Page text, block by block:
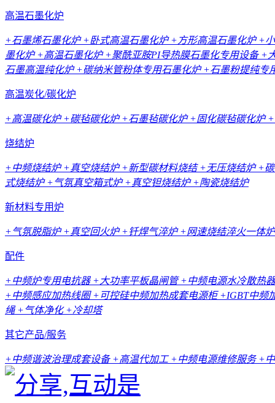
高温石墨化炉
+石墨烯石墨化炉+卧式高温石墨化炉+方形高温石墨化炉+
墨化炉+高温石墨化炉+聚酰亚胺PI导热膜石墨化专用设备 +
石墨高温纯化炉+碳纳米管粉体专用石墨化炉+石墨粉提纯专
高温炭化/碳化炉
+高温碳化炉+碳毡碳化炉+石墨毡碳化炉+固化碳毡碳化炉
烧结炉
+中频烧结炉+真空烧结炉+新型碳材料烧结+无压烧结炉+
式烧结炉+气氛真空箱式炉+真空钽烧结炉+陶瓷烧结炉
新材料专用炉
+气氛脱脂炉+真空回火炉+钎焊气淬炉+网速烧结淬火一体炉
配件
+中频炉专用电抗器 +大功率平板晶闸管+中频电源水冷散热
+中频感应加热线圈+可控硅中频加热成套电源柜+IGBT中频
绳 +气体净化+冷却塔
其它产品/服务
+中频谐波治理成套设备 +高温代加工+中频电源维修服务 +